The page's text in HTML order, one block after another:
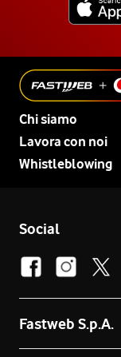
Chi siamo
Lavora con noi
Whistleblowing
Social
Fastweb S.p.A.